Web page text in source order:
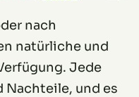
nach
natürliche und
Jede
Nachteile, und es